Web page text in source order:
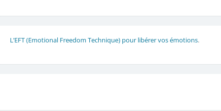
L’EFT (Emotional Freedom Technique) pour libérer vos émotions.